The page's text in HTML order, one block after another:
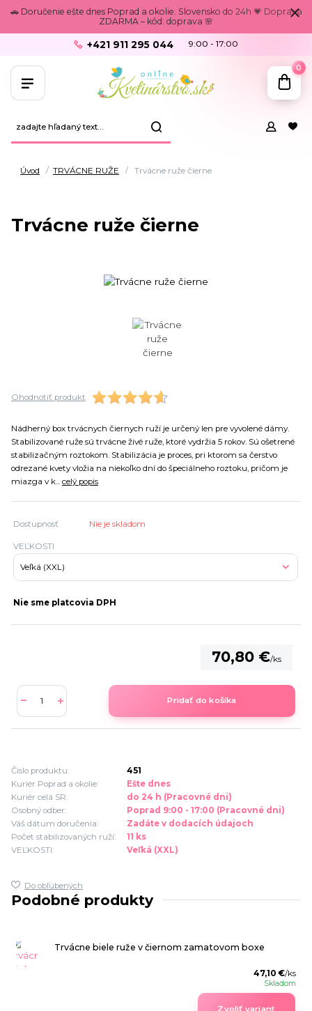
🚗 Doručenie ešte dnes Poprad a okolie. Slovensko do 24h 💗 Doprava
ZDARMA – kód: doprava 🌸
+421 911 295 044 9:00 - 17:00
0
Úvod TRVÁCNE RUŽE Trvácne ruže čierne
Trvácne ruže čierne
Ohodnotiť produkt
Nádherný box trvácnych čiernych ruží je určený len pre vyvolené dámy.
Stabilizované ruže sú trvácne živé ruže, ktoré vydržia 5 rokov. Sú ošetrené
stabilizačným roztokom. Stabilizácia je proces, pri ktorom sa čerstvo
odrezané kvety vložia na niekoľko dní do špeciálneho roztoku, pričom je
miazga v k... celý popis
Dostupnosť Nie je skladom
VEĽKOSTI
Nie sme platcovia DPH
70,80 €/ks
Pridať do košíka
Číslo produktu:
451
Kuriér Poprad a okolie:
Ešte dnes
Kuriér celá SR:
do 24 h (Pracovné dni)
Osobný odber:
Poprad 9:00 - 17:00 (Pracovné dni)
Váš dátum doručenia:
Zadáte v dodacích údajoch
Počet stabilizovaných ruží:
11 ks
VEĽKOSTI:
Veľká (XXL)
Do obľúbených
Podobné produkty
Trvácne biele ruže v čiernom zamatovom boxe
47,10 €/ks
Skladom
Zvoliť variant